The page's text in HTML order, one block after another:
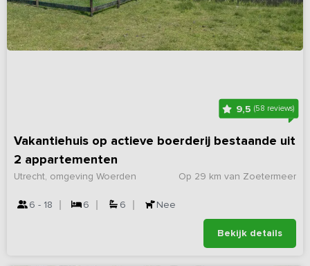
9,5 (58 reviews)
Vakantiehuis op actieve boerderij bestaande uit
2 appartementen
Op 29 km van Zoetermeer
Utrecht, omgeving Woerden
6 - 18 6 6 Nee
Bekijk details